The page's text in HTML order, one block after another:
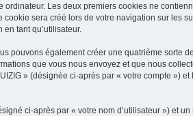
Les deux premiers cookies ne
sera créé lors de votre navigation sur les
tant qu’utilisateur.
pouvons également créer une quatrième
que vous nous envoyez et que nous
» (désignée ci-après par « votre compte
ci-après par « votre nom d’utilisateur ») et